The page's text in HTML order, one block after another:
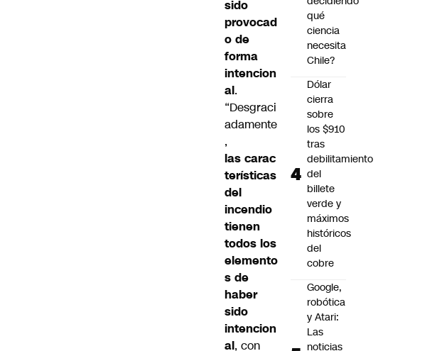
sido
provocad
o de
forma
intencion
al.
“Desgraci
adamente
,
las carac
terísticas
del
incendio
tienen
todos los
elemento
s de
haber
sido
intencion
al, con
qué
ciencia
necesita
Chile?
Dólar
cierra
sobre
los $910
tras
debilitamiento
del
billete
verde y
máximos
históricos
del
cobre
Google,
robótica
y Atari:
Las
noticias